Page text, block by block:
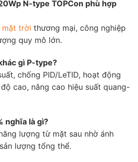
N-type TOPCon phù hợp
mặt trời thương mại, công nghiệp
quy mô lớn.
gì P-type?
chống PID/LeTID, hoạt động
cao, nâng cao hiệu suất quang-
nghĩa là gì?
lượng từ mặt sau nhờ ánh
lượng tổng thể.